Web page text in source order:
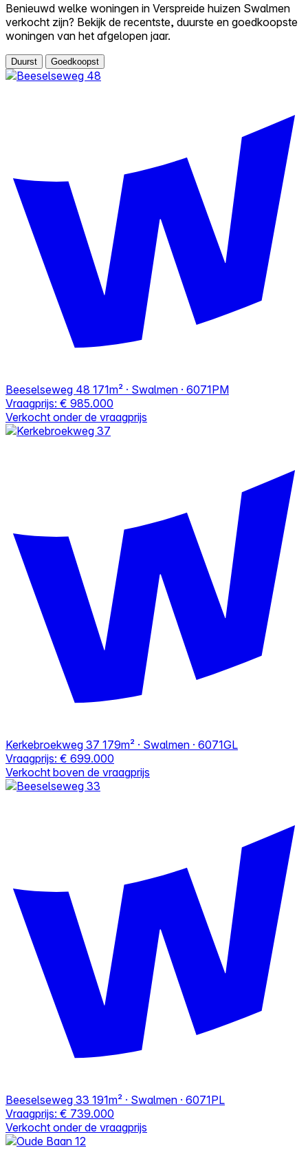
Benieuwd welke woningen in Verspreide huizen Swalmen
verkocht zijn? Bekijk de recentste, duurste en goedkoopste
woningen van het afgelopen jaar.
Duurst Goedkoopst
Beeselseweg 48 171m² · Swalmen · 6071PM
Vraagprijs: € 985.000
Verkocht onder de vraagprijs
Kerkebroekweg 37 179m² · Swalmen · 6071GL
Vraagprijs: € 699.000
Verkocht boven de vraagprijs
Beeselseweg 33 191m² · Swalmen · 6071PL
Vraagprijs: € 739.000
Verkocht onder de vraagprijs